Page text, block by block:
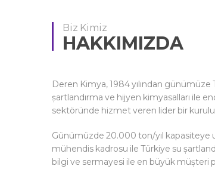
Biz Kimiz
HAKKIMIZDA
Deren Kimya, 1984 yılından
șartlandırma ve hijyen kimyasalları ile
sektöründe hizmet veren lider bir
Günümüzde 20.000 ton/yıl kapasiteye
mühendis kadrosu ile Türkiye su
bilgi ve sermayesi ile en büyük müșteri